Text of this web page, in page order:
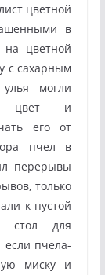
цветной
в
на цветной
с сахарным
могли
цвет и
его от
пчел в
перерывы
только
к пустой
стол для
если пчела-
миску и